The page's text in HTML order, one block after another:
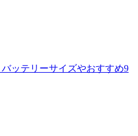
ッテリーサイズやおすすめ9